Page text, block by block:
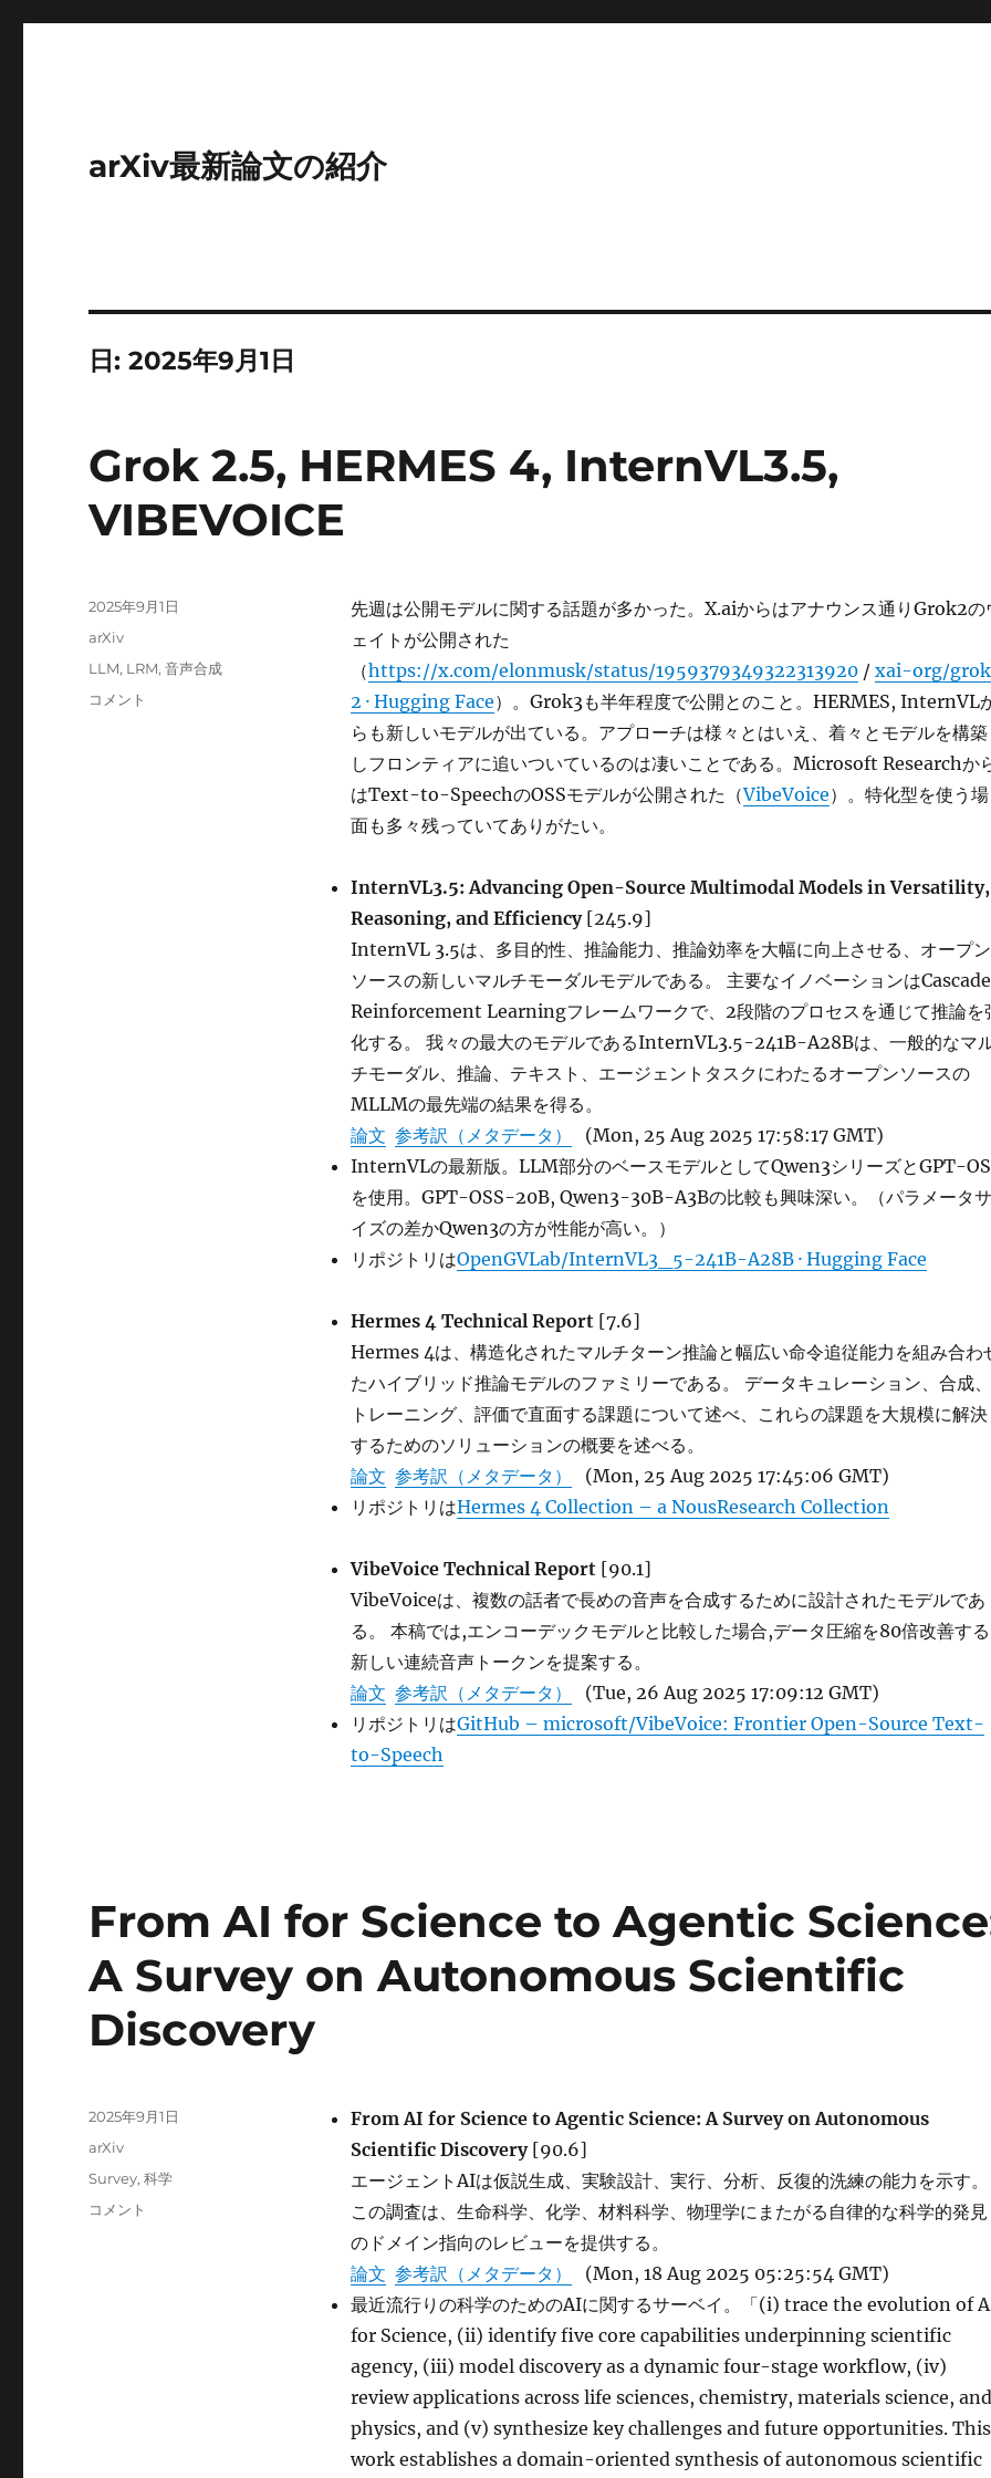
arXiv最新論文の紹介
日:2025年9月1日
Grok 2.5, HERMES 4, InternVL3.5,
VIBEVOICE
先週は公開モデルに関する話題が多かった。X.aiからはアナウンス通りGrok2の
ェイトが公開された
（https://x.com/elonmusk/status/1959379349322313920/ xai-org/
2 · Hugging Face）。Grok3も半年程度で公開とのこと。HERMES, InternVL
らも新しいモデルが出ている。アプローチは様々とはいえ、着々とモデルを構築
しフロンティアに追いついているのは凄いことである。Microsoft Researchか
はText-to-SpeechのOSSモデルが公開された（VibeVoice）。特化型を使う場
面も多々残っていてありがたい。
InternVL3.5: Advancing Open-Source Multimodal Models in Versatility,
Reasoning, and Efficiency [245.9]
InternVL 3.5は、多目的性、推論能力、推論効率を大幅に向上させる、オープン
ソースの新しいマルチモーダルモデルである。 主要なイノベーションはCascade
Reinforcement Learningフレームワークで、2段階のプロセスを通じて推論を
化する。 我々の最大のモデルであるInternVL3.5-241B-A28Bは、一般的なマ
チモーダル、推論、テキスト、エージェントタスクにわたるオープンソースの
MLLMの最先端の結果を得る。
論文 参考訳（メタデータ）
(Mon, 25 Aug 2025 17:58:17 GMT)
InternVLの最新版。LLM部分のベースモデルとしてQwen3シリーズとGPT-
を使用。GPT-OSS-20B, Qwen3-30B-A3Bの比較も興味深い。（パラメータサ
イズの差かQwen3の方が性能が高い。）
リポジトリはOpenGVLab/InternVL3_5-241B-A28B · Hugging Face
Hermes 4 Technical Report [7.6]
Hermes 4は、構造化されたマルチターン推論と幅広い命令追従能力を組み合わ
たハイブリッド推論モデルのファミリーである。 データキュレーション、合成、
トレーニング、評価で直面する課題について述べ、これらの課題を大規模に解決
するためのソリューションの概要を述べる。
論文 参考訳（メタデータ）
(Mon, 25 Aug 2025 17:45:06 GMT)
リポジトリはHermes 4 Collection – a NousResearch Collection
VibeVoice Technical Report [90.1]
VibeVoiceは、複数の話者で長めの音声を合成するために設計されたモデルであ
る。 本稿では,エンコーデックモデルと比較した場合,データ圧縮を80倍改善する
新しい連続音声トークンを提案する。
論文 参考訳（メタデータ）
(Tue, 26 Aug 2025 17:09:12 GMT)
リポジトリはGitHub – microsoft/VibeVoice: Frontier Open-Source Text-
to-Speech
投
2025年9月1日
カ
リ
arXiv
タ
LLM, LRM,音声合成
Grok
コメント
From AI for Science to Agentic
A Survey on Autonomous Scientific
Discovery
From AI for Science to Agentic Science: A Survey on Autonomous
Scientific Discovery [90.6]
エージェントAIは仮説生成、実験設計、実行、分析、反復的洗練の能力を示す。
この調査は、生命科学、化学、材料科学、物理学にまたがる自律的な科学的発見
のドメイン指向のレビューを提供する。
論文 参考訳（メタデータ）
(Mon, 18 Aug 2025 05:25:54 GMT)
最近流行りの科学のためのAIに関するサーベイ。「(i) trace the evolution of
for Science, (ii) identify five core capabilities underpinning scientific
agency, (iii) model discovery as a dynamic four-stage workflow, (iv)
review applications across life sciences, chemistry, materials science, and
physics, and (v) synthesize key challenges and future opportunities. This
work establishes a domain-oriented synthesis of autonomous scientific
投
2025年9月1日
カ
リ
arXiv
タ
Survey,科学
From
コメント